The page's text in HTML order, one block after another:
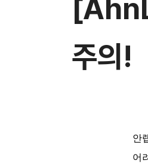
주의!
안
어